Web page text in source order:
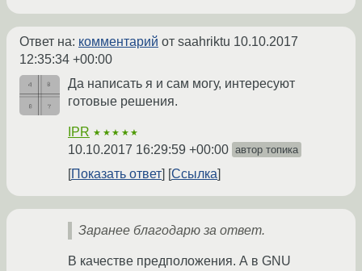
Ответ на: комментарий от saahriktu 10.10.2017
12:35:34 +00:00
Да написать я и сам могу, интересуют
готовые решения.
IPR ★★★★★
10.10.2017 16:29:59 +00:00 автор топика
Показать ответ Ссылка
Заранее благодарю за ответ.
В качестве предположения. А в GNU